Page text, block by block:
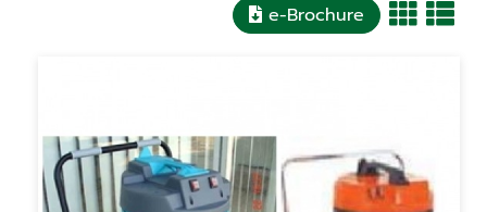
e-Brochure